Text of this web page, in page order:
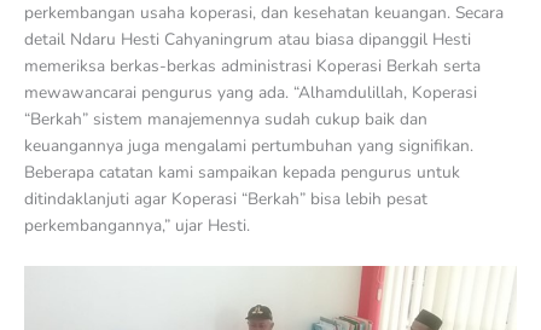
perkembangan usaha koperasi, dan kesehatan keuangan. Secara
detail Ndaru Hesti Cahyaningrum atau biasa dipanggil Hesti
memeriksa berkas-berkas administrasi Koperasi Berkah serta
mewawancarai pengurus yang ada. “Alhamdulillah, Koperasi
“Berkah” sistem manajemennya sudah cukup baik dan
keuangannya juga mengalami pertumbuhan yang signifikan.
Beberapa catatan kami sampaikan kepada pengurus untuk
ditindaklanjuti agar Koperasi “Berkah” bisa lebih pesat
perkembangannya,” ujar Hesti.